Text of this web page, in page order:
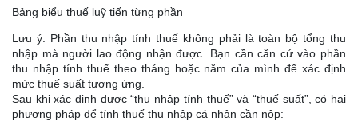
Bảng biểu thuế luỹ tiến từng phần
Lưu ý: Phần thu nhập tính thuế không phải là toàn bộ tổng thu
nhập mà người lao động nhận được. Bạn cần căn cứ vào phần
thu nhập tính thuế theo tháng hoặc năm của mình để xác định
mức thuế suất tương ứng.
Sau khi xác định được “thu nhập tính thuế” và “thuế suất”, có hai
phương pháp để tính thuế thu nhập cá nhân cần nộp: